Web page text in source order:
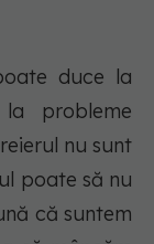
duce la
probleme
nu sunt
poate să nu
că suntem